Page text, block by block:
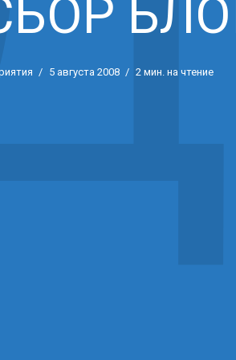
5 августа 2008 2 мин. на чтение